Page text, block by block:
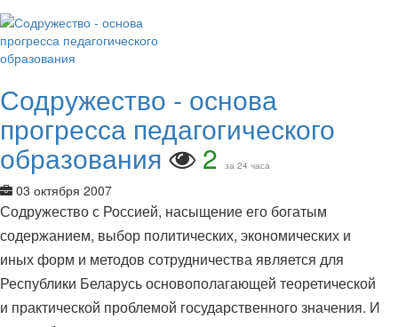
Содружество - основа
прогресса педагогического
образования 2 за 24 часа
03 октября 2007
Содружество с Россией, насыщение его богатым
содержанием, выбор политических, экономических и
иных форм и методов сотрудничества является для
Республики Беларусь основополагающей теоретической
и практической проблемой государственного значения. И